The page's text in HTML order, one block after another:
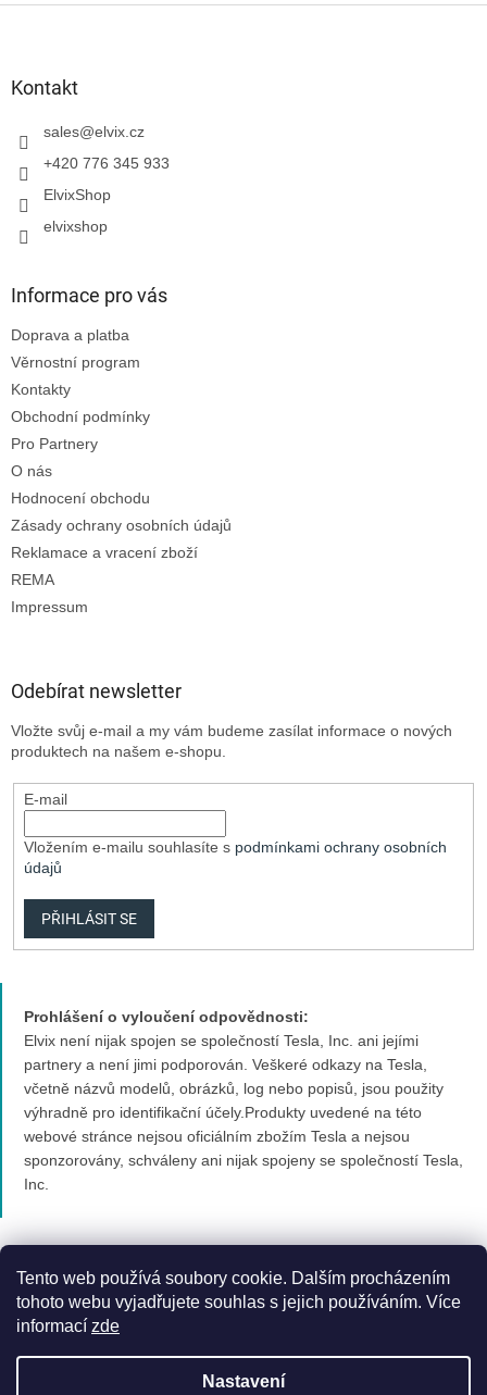
Tento web používá soubory cookie. Dalším procházením
tohoto webu vyjadřujete souhlas s jejich používáním. Více
informací zde
Nastavení
Kontakt
sales@elvix.cz
+420 776 345 933
ElvixShop
elvixshop
Informace pro vás
Doprava a platba
Věrnostní program
Kontakty
Obchodní podmínky
Pro Partnery
O nás
Hodnocení obchodu
Zásady ochrany osobních údajů
Reklamace a vracení zboží
REMA
Impressum
Odebírat newsletter
Vložte svůj e-mail a my vám budeme zasílat informace o nových
produktech na našem e-shopu.
E-mail
Vložením e-mailu souhlasíte s podmínkami ochrany osobních
údajů
PŘIHLÁSIT SE
Prohlášení o vyloučení odpovědnosti:
Elvix není nijak spojen se společností Tesla, Inc. ani jejími
partnery a není jimi podporován. Veškeré odkazy na Tesla,
včetně názvů modelů, obrázků, log nebo popisů, jsou použity
výhradně pro identifikační účely.Produkty uvedené na této
webové stránce nejsou oficiálním zbožím Tesla a nejsou
sponzorovány, schváleny ani nijak spojeny se společností Tesla,
Inc.